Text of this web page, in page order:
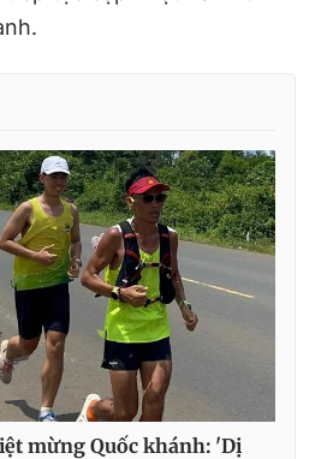
mừng Quốc khánh: 'Dị